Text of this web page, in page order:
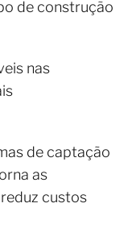
de construção
nas
de captação
as
custos